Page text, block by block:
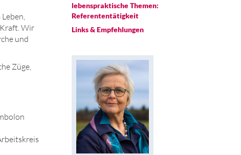
Wir
und
Züge,
lebenspraktische Themen:
Referententätigkeit
Links & Empfehlungen